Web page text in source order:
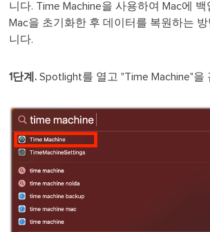
니다. Time Machine을 사용하여 Mac에
Mac을 초기화한 후 데이터를 복원하는
니다.
1단계. Spotlight를 열고 "Time Machine"을